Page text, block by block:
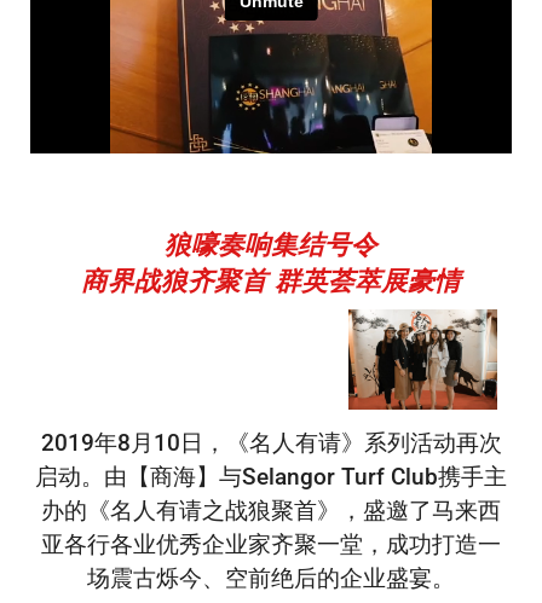
狼嚎奏响集结号令
商界战狼齐聚首 群英荟萃展豪情
2019年8月10日，《名人有请》系列活动再次
启动。由【商海】与Selangor Turf Club携手主
办的《名人有请之战狼聚首》，盛邀了马来西
亚各行各业优秀企业家齐聚一堂，成功打造一
场震古烁今、空前绝后的企业盛宴。